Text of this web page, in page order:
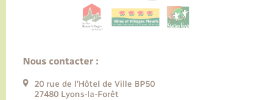
Nous contacter :
20 rue de l’Hôtel de Ville BP50
27480 Lyons-la-Forêt